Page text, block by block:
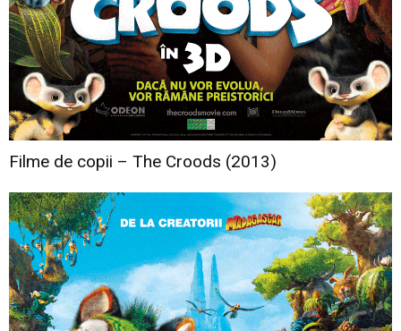
Filme de copii – The Croods (2013)